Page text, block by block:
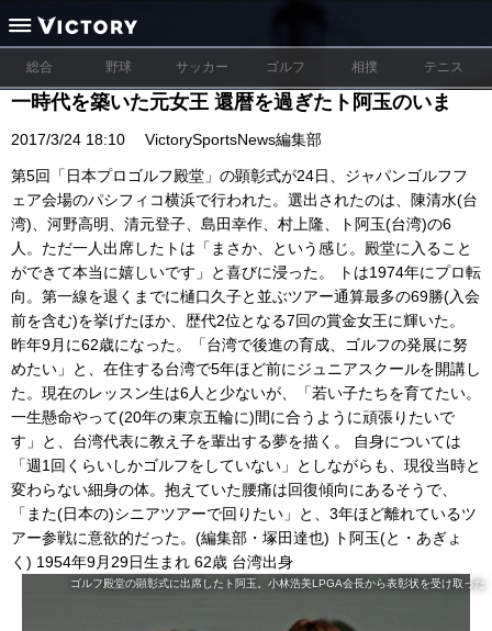
総合 野球 サッカー ゴルフ 相撲 テニス
一時代を築いた元女王 還暦を過ぎたト阿玉のいま
2017/3/24 18:10 VictorySportsNews編集部
第5回「日本プロゴルフ殿堂」の顕彰式が24日、ジャパンゴルフフ
ェア会場のパシフィコ横浜で行われた。選出されたのは、陳清水(台
湾)、河野高明、清元登子、島田幸作、村上隆、ト阿玉(台湾)の6
人。ただ一人出席したトは「まさか、という感じ。殿堂に入ること
ができて本当に嬉しいです」と喜びに浸った。 トは1974年にプロ転
向。第一線を退くまでに樋口久子と並ぶツアー通算最多の69勝(入会
前を含む)を挙げたほか、歴代2位となる7回の賞金女王に輝いた。
昨年9月に62歳になった。「台湾で後進の育成、ゴルフの発展に努
めたい」と、在住する台湾で5年ほど前にジュニアスクールを開講し
た。現在のレッスン生は6人と少ないが、「若い子たちを育てたい。
一生懸命やって(20年の東京五輪に)間に合うように頑張りたいで
す」と、台湾代表に教え子を輩出する夢を描く。 自身については
「週1回くらいしかゴルフをしていない」としながらも、現役当時と
変わらない細身の体。抱えていた腰痛は回復傾向にあるそうで、
「また(日本の)シニアツアーで回りたい」と、3年ほど離れているツ
アー参戦に意欲的だった。(編集部・塚田達也) ト阿玉(と・あぎょ
く) 1954年9月29日生まれ 62歳 台湾出身
ゴルフ殿堂の顕彰式に出席したト阿玉。小林浩美LPGA会長から表彰状を受け取った